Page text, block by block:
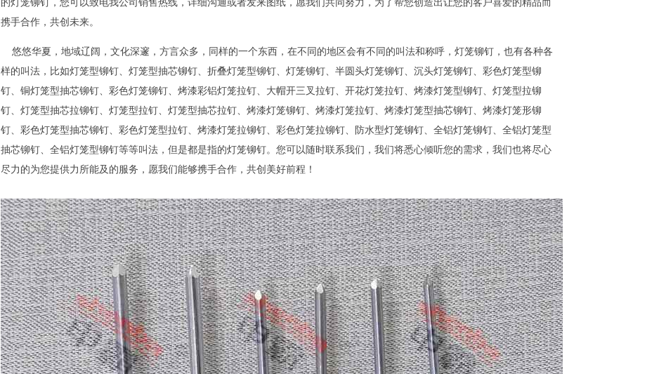
携手合作，共创未来。
悠悠华夏，地域辽阔，文化深邃，方言众多，同样的一个东西，在不同的地区会有不同的叫法和称呼，灯笼铆钉，也有各种各
样的叫法，比如灯笼型铆钉、灯笼型抽芯铆钉、折叠灯笼型铆钉、灯笼铆钉、半圆头灯笼铆钉、沉头灯笼铆钉、彩色灯笼型铆
钉、铜灯笼型抽芯铆钉、彩色灯笼铆钉、烤漆彩铝灯笼拉钉、大帽开三叉拉钉、开花灯笼拉钉、烤漆灯笼型铆钉、灯笼型拉铆
钉、灯笼型抽芯拉铆钉、灯笼型拉钉、灯笼型抽芯拉钉、烤漆灯笼铆钉、烤漆灯笼拉钉、烤漆灯笼型抽芯铆钉、烤漆灯笼形铆
钉、彩色灯笼型抽芯铆钉、彩色灯笼型拉钉、烤漆灯笼拉铆钉、彩色灯笼拉铆钉、防水型灯笼铆钉、全铝灯笼铆钉、全铝灯笼型
抽芯铆钉、全铝灯笼型铆钉等等叫法，但是都是指的灯笼铆钉。您可以随时联系我们，我们将悉心倾听您的需求，我们也将尽心
尽力的为您提供力所能及的服务，愿我们能够携手合作，共创美好前程！